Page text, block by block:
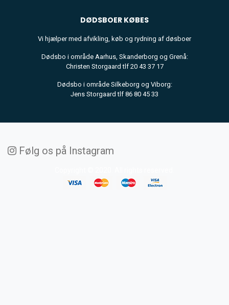
DØDSBOER KØBES
Vi hjælper med afvikling, køb og rydning af døsboer
Dødsbo i område Aarhus, Skanderborg og Grenå:
Christen Storgaard tlf 20 43 37 17
Dødsbo i område Silkeborg og Viborg:
Jens Storgaard tlf 86 80 45 33
Følg os på Instagram